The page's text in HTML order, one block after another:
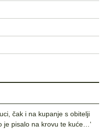
čak i na kupanje s obitelji
je pisalo na krovu te kuće…‘